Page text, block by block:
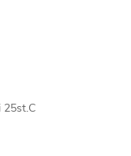
25st.C